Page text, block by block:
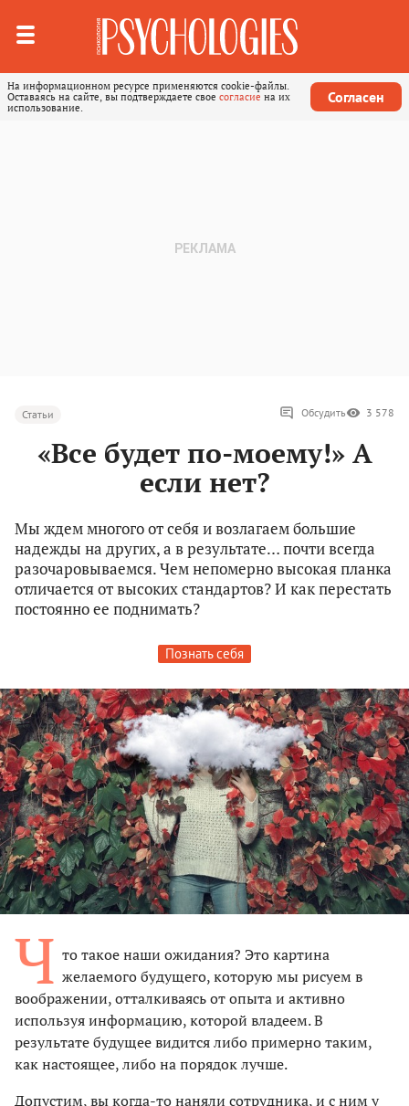
На информационном ресурсе применяются cookie-файлы.
Оставаясь на сайте, вы подтверждаете свое согласие на их
использование.
Согласен
Статьи Обсудить 3 578
«Все будет по-моему!» А
если нет?
Мы ждем многого от себя и возлагаем большие
надежды на других, а в результате… почти всегда
разочаровываемся. Чем непомерно высокая планка
отличается от высоких стандартов? И как перестать
постоянно ее поднимать?
Познать себя
Ч то такое наши ожидания? Это картина
желаемого будущего, которую мы рисуем в
воображении, отталкиваясь от опыта и активно
используя информацию, которой владеем. В
результате будущее видится либо примерно таким,
как настоящее, либо на порядок лучше.
Допустим, вы когда-то наняли сотрудника, и с ним у